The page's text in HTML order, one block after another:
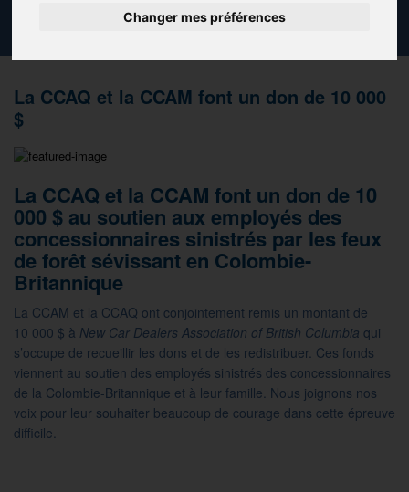
Changer mes préférences
NOUVELLES
La CCAQ et la CCAM font un don de 10 000
$
La CCAQ et la CCAM font un don de 10
000 $ au soutien aux employés des
concessionnaires sinistrés par les feux
de forêt sévissant en Colombie-
Britannique
La CCAM et la CCAQ ont conjointement remis un montant de
10 000 $ à New Car Dealers Association of British Columbia qui
s’occupe de recueillir les dons et de les redistribuer. Ces fonds
viennent au soutien des employés sinistrés des concessionnaires
de la Colombie-Britannique et à leur famille. Nous joignons nos
voix pour leur souhaiter beaucoup de courage dans cette épreuve
difficile.